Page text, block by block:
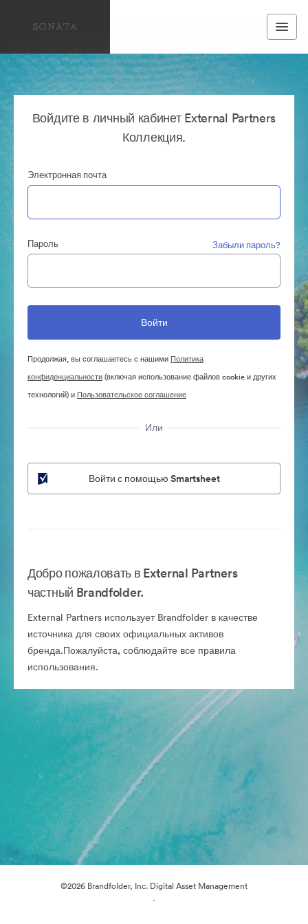
Войдите в личный кабинет External Partners
Коллекция.
Электронная почта
Пароль Забыли пароль?
Продолжая, вы соглашаетесь с нашими Политика
конфиденциальности(включая использование файлов cookie и других
технологий) и Пользовательское соглашение
Или
Войти с помощью Smartsheet
Добро пожаловать в External Partners
частный Brandfolder.
External Partners использует Brandfolder в качестве
источника для своих официальных активов
бренда.Пожалуйста, соблюдайте все правила
использования.
©2026 Brandfolder, Inc. Digital Asset Management
·